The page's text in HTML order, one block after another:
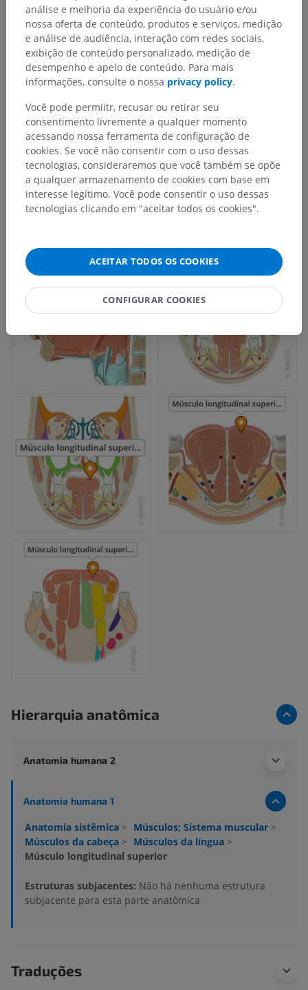
Hierarquia anatômica
Anatomia humana 2
Anatomia humana 1
Anatomia sistêmica > Músculos; Sistema muscular >
Músculos da cabeça > Músculos da língua >
Músculo longitudinal superior
Estruturas subjacentes: Não há nenhuma estrutura
subjacente para esta parte anatômica
Traduções
análise e melhoria da experiência do usuário e/ou
nossa oferta de conteúdo, produtos e serviços, medição
e análise de audiência, interação com redes sociais,
exibição de conteúdo personalizado, medição de
desempenho e apelo de conteúdo. Para mais
informações, consulte o nossa privacy policy.
Você pode permiitr, recusar ou retirar seu
consentimento livremente a qualquer momento
acessando nossa ferramenta de configuração de
cookies. Se você não consentir com o uso dessas
tecnologias, consideraremos que você também se opõe
a qualquer armazenamento de cookies com base em
interesse legítimo. Você pode consentir o uso dessas
tecnologias clicando em "aceitar todos os cookies".
ACEITAR TODOS OS COOKIES
CONFIGURAR COOKIES